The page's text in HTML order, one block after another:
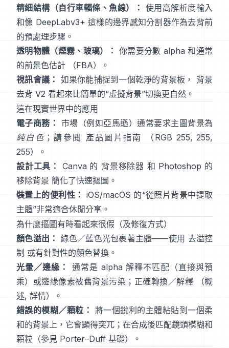
精細結構（自行車輻條、魚線）： 使用高解析度輸入
和像 DeepLabv3+ 這樣的邊界感知分割器作為去背前
的預處理步驟。
透明物體（煙霧、玻璃）： 你需要分數 alpha 和通常
的前景色估計
（FBA）。
視訊會議： 如果你能捕捉到一個乾淨的背景板，
背景
去背 V2 看起來比簡單的“虛擬背景”切換更自然。
這在現實世界中的應用
電子商務： 市場（例如亞馬遜）通常要求主圖背景為
純白色 ；請參閱 產品圖片指南
（RGB 255, 255,
255）。
設計工具：
Canva 的 背景移除器 和 Photoshop 的
移除背景 簡化了快速摳圖。
裝置上的便利性： iOS/macOS 的“從照片背景中提取
主體”非常適合休閒分享。
為什麼摳圖有時看起來很假（及修復方式）
顏色溢出： 綠色／藍色光包裹著主體——使用 去溢控
制 或有針對性的顏色替換。
光暈／邊緣：
通常是 alpha 解釋不匹配（直接與預
乘）或邊緣像素被舊背景污染；正確轉換／解釋
（概
述, 詳情）。
錯誤的模糊／顆粒： 將一個銳利的主體粘貼到一個柔
和的背景上，它會顯得突兀；在合成後匹配鏡頭模糊和
顆粒（參見 Porter–Duff 基礎）。